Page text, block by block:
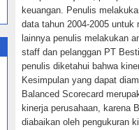
keuangan. Penulis
data tahun 2004-2005
lainnya penulis melakukan
staff dan pelanggan PT
penulis diketahui bahwa
Kesimpulan yang dapat
Balanced Scorecard
kinerja perusahaan, karena
diabaikan oleh pengukuran